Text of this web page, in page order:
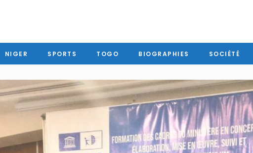
NIGER SPORTS TOGO BIOGRAPHIES SOCIÉTÉ